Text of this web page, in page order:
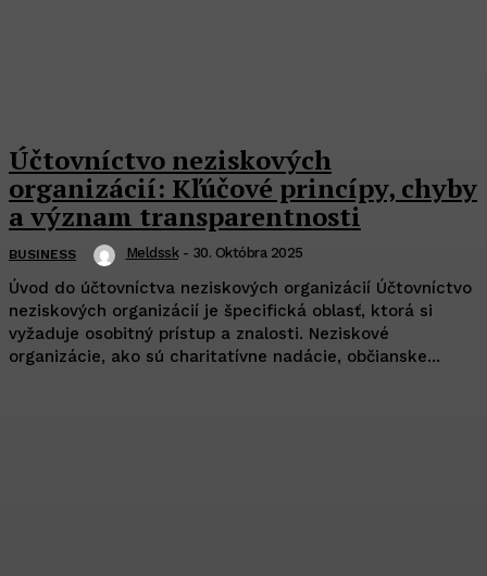
Účtovníctvo neziskových
organizácií: Kľúčové princípy, chyby
a význam transparentnosti
BUSINESS Meldssk - 30. Októbra 2025
Úvod do účtovníctva neziskových organizácií Účtovníctvo
neziskových organizácií je špecifická oblasť, ktorá si
vyžaduje osobitný prístup a znalosti. Neziskové
organizácie, ako sú charitatívne nadácie, občianske...